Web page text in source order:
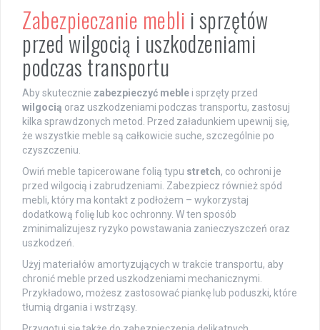
Zabezpieczanie mebli i sprzętów
przed wilgocią i uszkodzeniami
podczas transportu
Aby skutecznie zabezpieczyć meble i sprzęty przed
wilgocią oraz uszkodzeniami podczas transportu, zastosuj
kilka sprawdzonych metod. Przed załadunkiem upewnij się,
że wszystkie meble są całkowicie suche, szczególnie po
czyszczeniu.
Owiń meble tapicerowane folią typu stretch, co ochroni je
przed wilgocią i zabrudzeniami. Zabezpiecz również spód
mebli, który ma kontakt z podłożem – wykorzystaj
dodatkową folię lub koc ochronny. W ten sposób
zminimalizujesz ryzyko powstawania zanieczyszczeń oraz
uszkodzeń.
Użyj materiałów amortyzujących w trakcie transportu, aby
chronić meble przed uszkodzeniami mechanicznymi.
Przykładowo, możesz zastosować piankę lub poduszki, które
tłumią drgania i wstrząsy.